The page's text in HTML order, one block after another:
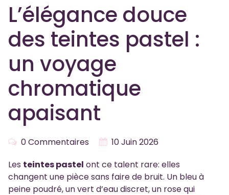
L’élégance douce
des teintes pastel :
un voyage
chromatique
apaisant
0 Commentaires
10 Juin 2026
Les teintes pastel ont ce talent rare: elles
changent une pièce sans faire de bruit. Un bleu à
peine poudré, un vert d’eau discret, un rose qui